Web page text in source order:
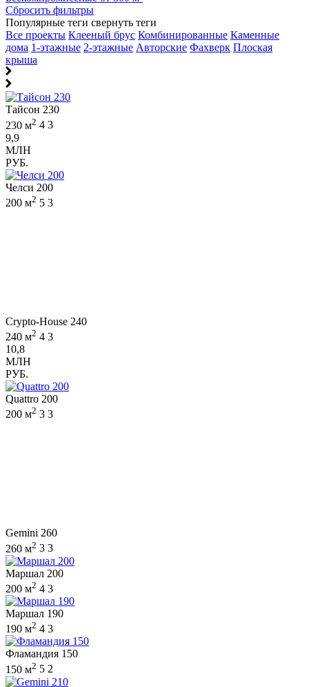
Сбросить фильтры
Популярные теги свернуть теги
Все проекты Клееный брус Комбинированные Каменные
дома 1-этажные 2-этажные Авторские Фахверк Плоская
крыша
Тайсон 230
230 м2 4 3
9,9
МЛН
РУБ.
Челси 200
200 м2 5 3
Crypto-House 240
240 м2 4 3
10,8
МЛН
РУБ.
Quattro 200
200 м2 3 3
Gemini 260
260 м2 3 3
Маршал 200
200 м2 4 3
Маршал 190
190 м2 4 3
Фламандия 150
150 м2 5 2